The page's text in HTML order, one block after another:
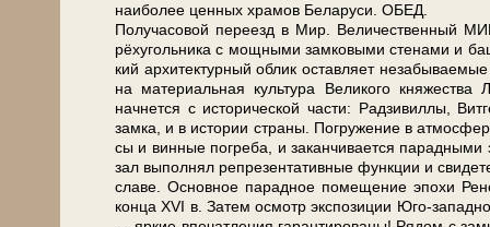
наи­бо­лее цен­ных хра­мов Бе­ла­ру­си. ОБЕД.
По­лу­ча­со­вой переезд в Мир. Ве­ли­чест­вен­ный
рёхугольника с мощ­ны­ми зам­ко­вы­ми сте­на­ми и
кий ар­хи­тек­тур­ный об­лик остав­ля­ет
на ма­те­ри­аль­ная куль­ту­ра Ве­ли­ко­го княжества
начнется с ис­то­ри­че­ской ча­сти: Рад­зи­вил­лы,
зам­ка, и в ис­то­рии стра­ны. По­гру­же­ние в
сы и вин­ные по­гре­ба, и за­кан­чи­ва­ет­ся
зал вы­пол­нял ре­пре­зен­та­тив­ные функ­ции и
сла­ве. Ос­нов­ное па­рад­ное по­ме­ще­ние эпо­хи
кон­ца XVI в. За­тем осмотр экс­по­зи­ции Юго-